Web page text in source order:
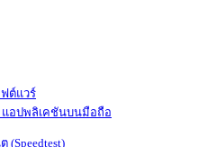
ต์แวร์
แอปพลิเคชันบนมือถือ
(Speedtest)